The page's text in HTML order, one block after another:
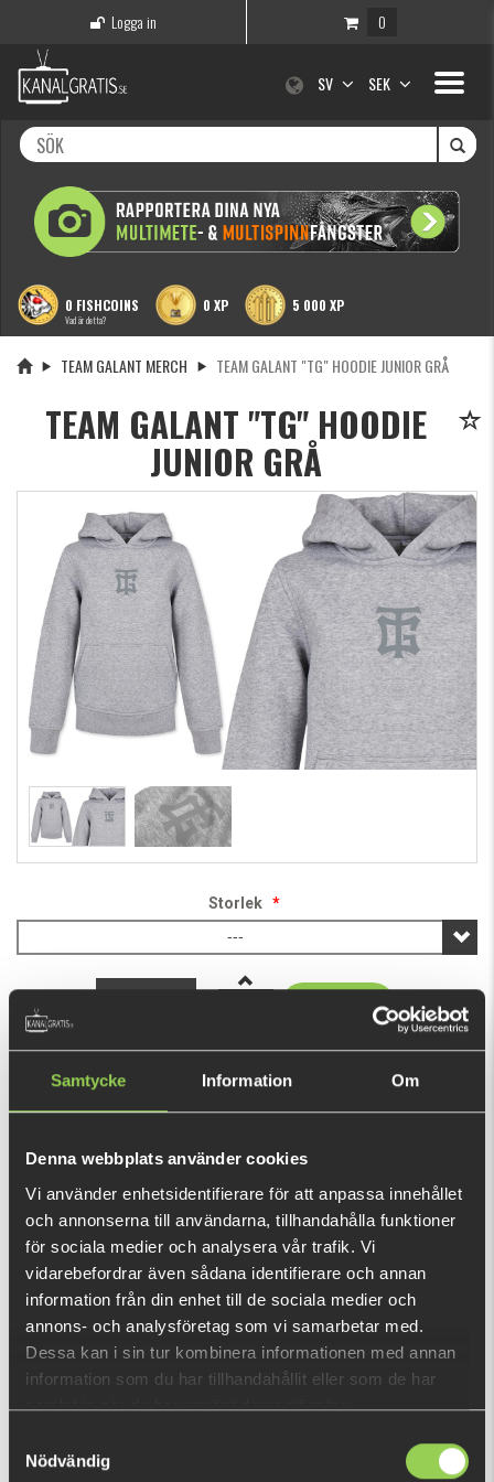
Samtycke Information Om
Denna webbplats använder cookies
Vi använder enhetsidentifierare för att anpassa innehållet
och annonserna till användarna, tillhandahålla funktioner
för sociala medier och analysera vår trafik. Vi
vidarebefordrar även sådana identifierare och annan
information från din enhet till de sociala medier och
annons- och analysföretag som vi samarbetar med.
Dessa kan i sin tur kombinera informationen med annan
information som du har tillhandahållit eller som de har
samlat in när du har använt deras tjänster.
Nödvändig
Logga in 0
Toggle
SV SEK
0 FISHCOINS
Vad är detta?
0 XP 5 000 XP
TEAM GALANT MERCH TEAM GALANT "TG" HOODIE JUNIOR GRÅ
TEAM GALANT "TG" HOODIE
JUNIOR GRÅ
Storlek *
---
Gör dig redo att lyfta din stil och komfort med vår helt NYA
serie av hoodies! Oversized i modellen!
Den här produkten ger dig 1 398 fishcoins
Vad är detta?
INFORMATION
Gör dig redo att lyfta din stil och komfort med vår helt NYA
serie av hoodies! Vi är glada att tillkännage ankomsten av vår
senaste kollektion, som erbjuder tre färger för att passa din
Hoodie i barnmodell med huva samt känguruficka. Gjord av
mjuk bomullsblandning och i normal tjocklek med borstad